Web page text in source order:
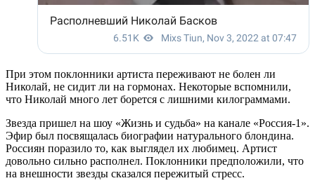
При этом поклонники артиста переживают не болен ли
Николай, не сидит ли на гормонах. Некоторые вспомнили,
что Николай много лет борется с лишними килограммами.
Звезда пришел на шоу «Жизнь и судьба» на канале «Россия-1».
Эфир был посвящалась биографии натурального блондина.
Россиян поразило то, как выглядел их любимец. Артист
довольно сильно располнел. Поклонники предположили, что
на внешности звезды сказался пережитый стресс.